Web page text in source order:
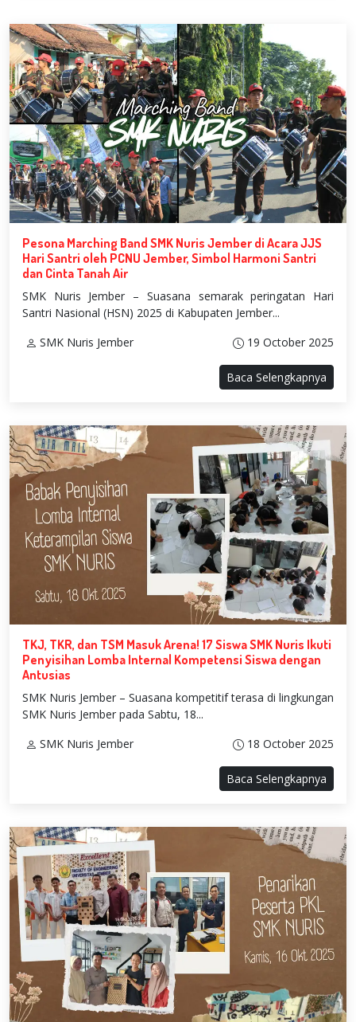
Pesona Marching Band SMK Nuris Jember di Acara JJS
Hari Santri oleh PCNU Jember, Simbol Harmoni Santri
dan Cinta Tanah Air
SMK Nuris Jember – Suasana semarak peringatan Hari
Santri Nasional (HSN) 2025 di Kabupaten Jember...
SMK Nuris Jember
19 October 2025
Baca Selengkapnya
TKJ, TKR, dan TSM Masuk Arena! 17 Siswa SMK Nuris Ikuti
Penyisihan Lomba Internal Kompetensi Siswa dengan
Antusias
SMK Nuris Jember – Suasana kompetitif terasa di lingkungan
SMK Nuris Jember pada Sabtu, 18...
SMK Nuris Jember
18 October 2025
Baca Selengkapnya